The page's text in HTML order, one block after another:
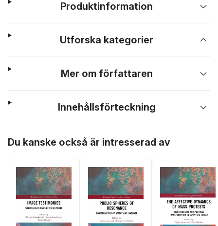
Produktinformation
Utforska kategorier
Mer om författaren
Innehållsförteckning
Du kanske också är intresserad av